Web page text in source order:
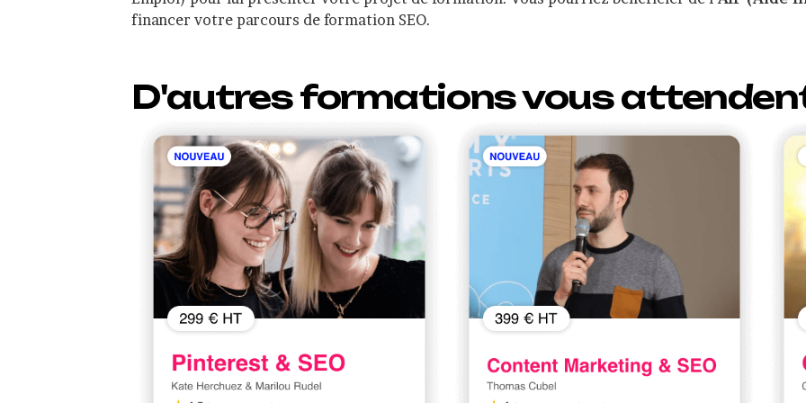
financer votre parcours de formation SEO.
D'autres formations vous